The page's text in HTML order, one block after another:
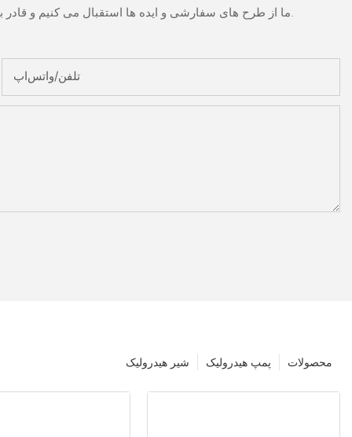
تلفن/واتس‌اپ
محصولات پمپ هیدرولیک شیر هیدرولیک